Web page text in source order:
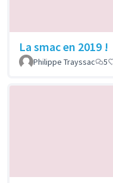
La smac en 2019 !
Philippe Trayssac
5